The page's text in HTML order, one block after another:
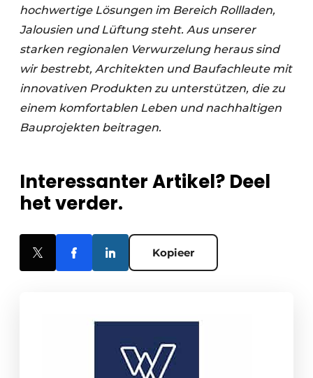
hochwertige Lösungen im Bereich Rollladen,
Jalousien und Lüftung steht. Aus unserer
starken regionalen Verwurzelung heraus sind
wir bestrebt, Architekten und Baufachleute mit
innovativen Produkten zu unterstützen, die zu
einem komfortablen Leben und nachhaltigen
Bauprojekten beitragen.
Interessanter Artikel? Deel
het verder.
Kopieer